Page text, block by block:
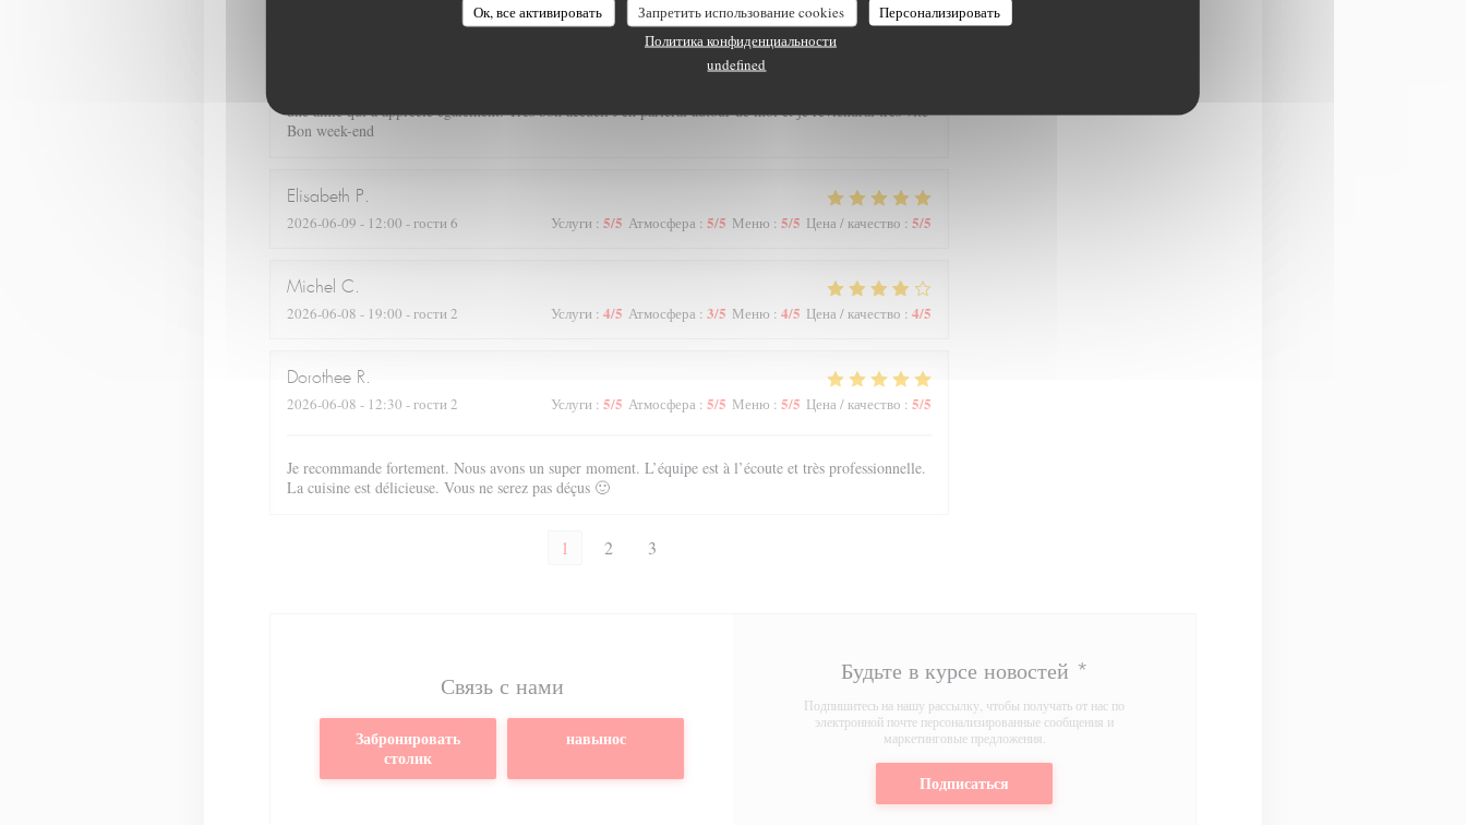
Ок, все активировать Запретить использование cookies
Персонализировать
Политика конфиденциальности
undefined
Услуги:5/5 Атмосфера:5/5 Меню:5/5 Цена / качество:4/5
une amie qui a apprécié également. Très bon accueil J'en parlerai autour de moi et je reviendrai très vite
Bon week-end
Elisabeth P
2026-06-09 - 12:00 - гости 6 Услуги : 5/5 Атмосфера : 5/5 Меню : 5/5 Цена / качество : 5/5
Michel C
2026-06-08 - 19:00 - гости 2 Услуги : 4/5 Атмосфера : 3/5 Меню : 4/5 Цена / качество : 4/5
Dorothee R
2026-06-08 - 12:30 - гости 2 Услуги : 5/5 Атмосфера : 5/5 Меню : 5/5 Цена / качество : 5/5
Je recommande fortement. Nous avons un super moment. L’équipe est à l’écoute et très professionnelle.
La cuisine est délicieuse. Vous ne serez pas déçus 🙂
1 2 3
Связь с нами
Забронировать
столик
навынос
Будьте в курсе новостей *
Подпишитесь на нашу рассылку, чтобы получать от нас по
электронной почте персонализированные сообщения и
маркетинговые предложения.
Подписаться